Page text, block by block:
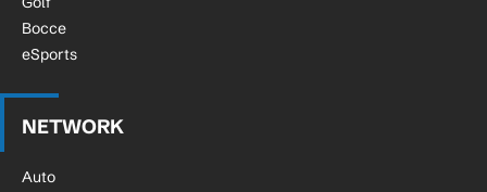
Bocce
eSports
NETWORK
Auto